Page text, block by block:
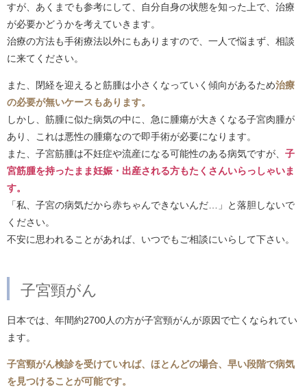
すが、あくまでも参考にして、自分自身の状態を知った上で、治療
が必要かどうかを考えていきます。
治療の方法も手術療法以外にもありますので、一人で悩まず、相談
に来てください。
また、閉経を迎えると筋腫は小さくなっていく傾向があるため治療
の必要が無いケースもあります。
しかし、筋腫に似た病気の中に、急に腫瘍が大きくなる子宮肉腫が
あり、これは悪性の腫瘍なので即手術が必要になります。
また、子宮筋腫は不妊症や流産になる可能性のある病気ですが、 子
宮筋腫を持ったまま妊娠・出産される方もたくさんいらっしゃいま
す。
「私、子宮の病気だから赤ちゃんできないんだ…」と落胆しないで
ください。
不安に思われることがあれば、いつでもご相談にいらして下さい。
子宮頸がん
日本では、年間約2700人の方が子宮頸がんが原因で亡くなられてい
ます。
子宮頸がん検診を受けていれば、ほとんどの場合、早い段階で病気
を見つけることが可能です。